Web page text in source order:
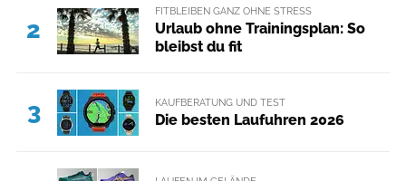
2
FITBLEIBEN GANZ OHNE STRESS
Urlaub ohne Trainingsplan: So
bleibst du fit
3 KAUFBERATUNG UND TEST
Die besten Laufuhren 2026